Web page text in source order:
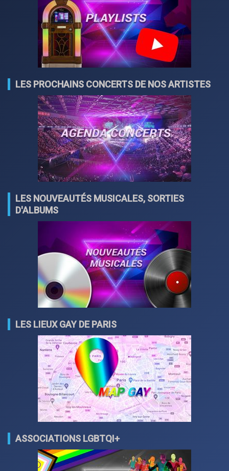
LES PROCHAINS CONCERTS DE NOS ARTISTES
LES NOUVEAUTÉS MUSICALES, SORTIES
D'ALBUMS
LES LIEUX GAY DE PARIS
ASSOCIATIONS LGBTQI+